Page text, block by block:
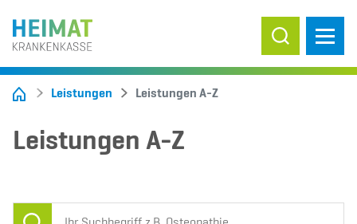
Suche ein-/
Leistungen Leistungen A-Z
Leistungen A-Z